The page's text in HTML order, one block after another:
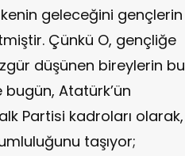
geleceğini gençlerin
Çünkü O, gençliğe
düşünen bireylerin bu
bugün, Atatürk’ün
Partisi kadroları olarak,
taşıyor;